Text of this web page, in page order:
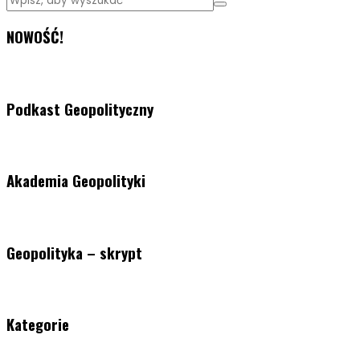
NOWOŚĆ!
Podkast Geopolityczny
Akademia Geopolityki
Geopolityka – skrypt
Kategorie